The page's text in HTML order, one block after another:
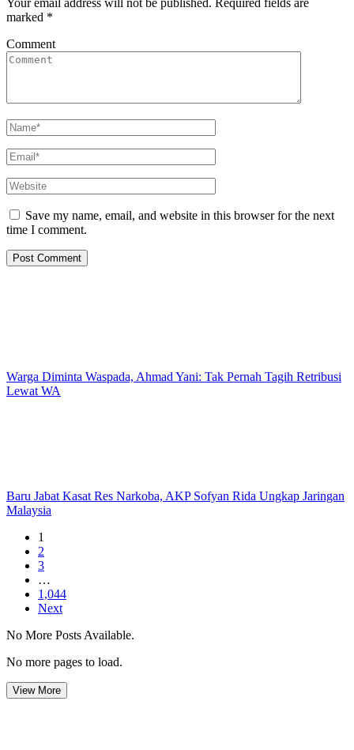
Your email address will not be published. Required fields are
marked *
Comment
Save my name, email, and website in this browser for the next
time I comment.
Warga Diminta Waspada, Ahmad Yani: Tak Pernah Tagih Retribusi
Lewat WA
Baru Jabat Kasat Res Narkoba, AKP Sofyan Rida Ungkap Jaringan
Malaysia
1
2
3
…
1,044
Next
No More Posts Available.
No more pages to load.
View More